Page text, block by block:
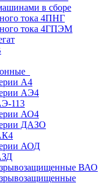
в сборе
тока 4ПНГ
тока 4ГПЭМ
А4
АЭ4
113
АО4
ДАЗО
АОД
ВАО